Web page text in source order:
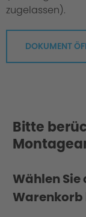
zugelassen).
DOKUMENT
Bitte
Wählen
Warenkorb